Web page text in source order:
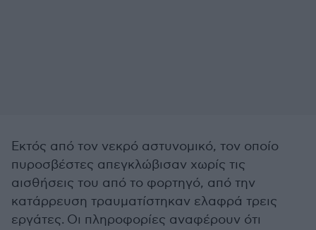
Εκτός από τον νεκρό αστυνομικό, τον οποίο
πυροσβέστες απεγκλώβισαν χωρίς τις
αισθήσεις του από το φορτηγό, από την
κατάρρευση τραυματίστηκαν ελαφρά τρεις
εργάτες. Οι πληροφορίες αναφέρουν ότι